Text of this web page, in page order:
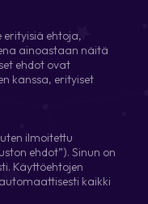
erityisiä ehtoja,
ainoastaan näitä
ehdot ovat
kanssa, erityiset
ilmoitettu
ehdot”). Sinun on
Käyttöehtojen
kaikki